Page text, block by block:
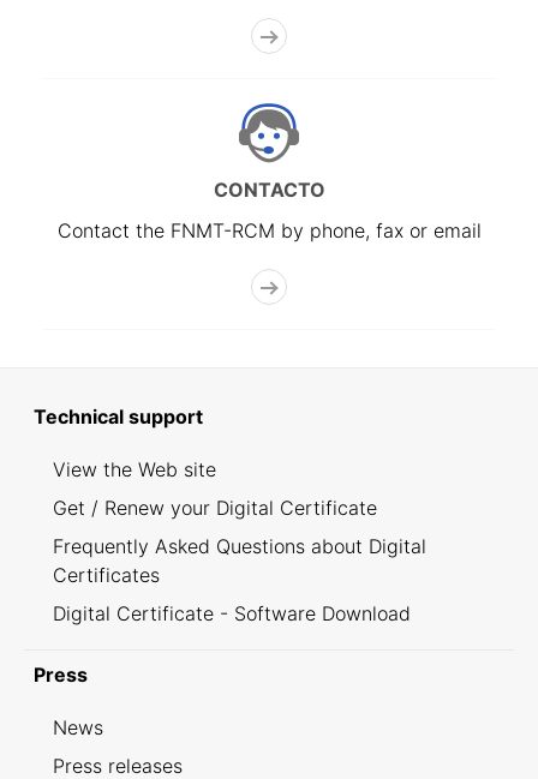
CONTACTO
Contact the FNMT-RCM by phone, fax or email
Technical support
View the Web site
Get / Renew your Digital Certificate
Frequently Asked Questions about Digital
Certificates
Digital Certificate - Software Download
Press
News
Press releases